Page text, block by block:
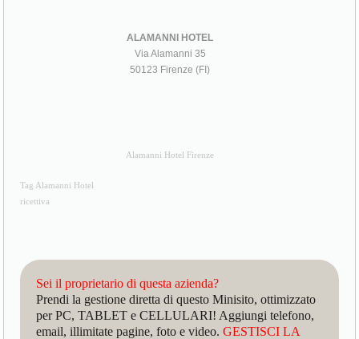
ALAMANNI HOTEL
Via Alamanni 35
50123 Firenze (FI)
Alamanni Hotel Firenze
Tag Alamanni Hotel
ricettiva
Sei il proprietario di questa azienda?
Prendi la gestione diretta di questo Minisito, ottimizzato
per PC, TABLET e CELLULARI! Aggiungi telefono,
email, illimitate pagine, foto e video.GESTISCI LA